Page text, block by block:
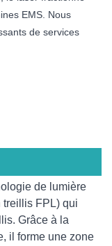
EMS. Nous
de services
de lumière
treillis FPL) qui
Grâce à la
il forme une zone